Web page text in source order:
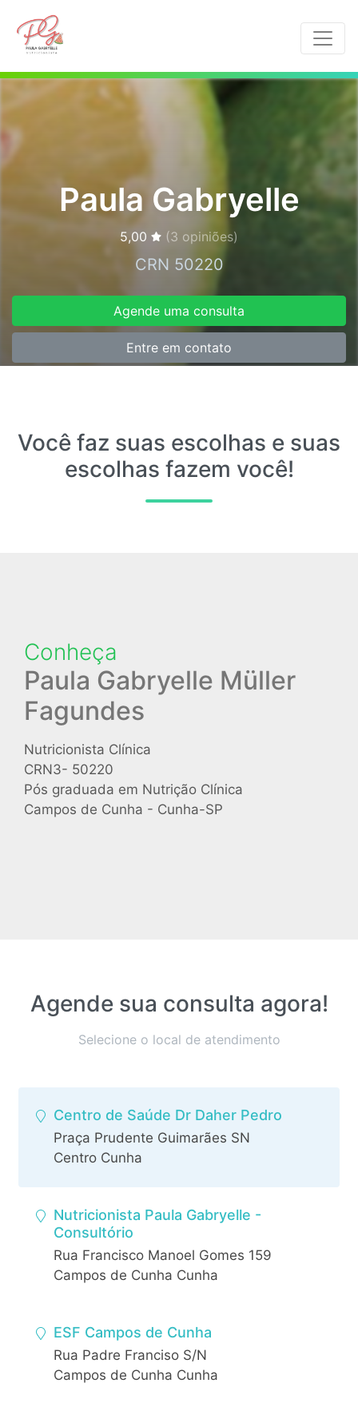
Paula Gabryelle
5,00 (3 opiniões)
CRN 50220
Agende uma consulta
Entre em contato
Você faz suas escolhas e suas
escolhas fazem você!
Conheça
Paula Gabryelle Müller
Fagundes
Nutricionista Clínica
CRN3- 50220
Pós graduada em Nutrição Clínica
Campos de Cunha - Cunha-SP
Agende sua consulta agora!
Selecione o local de atendimento
Centro de Saúde Dr Daher Pedro
Praça Prudente Guimarães SN
Centro Cunha
Nutricionista Paula Gabryelle -
Consultório
Rua Francisco Manoel Gomes 159
Campos de Cunha Cunha
ESF Campos de Cunha
Rua Padre Franciso S/N
Campos de Cunha Cunha